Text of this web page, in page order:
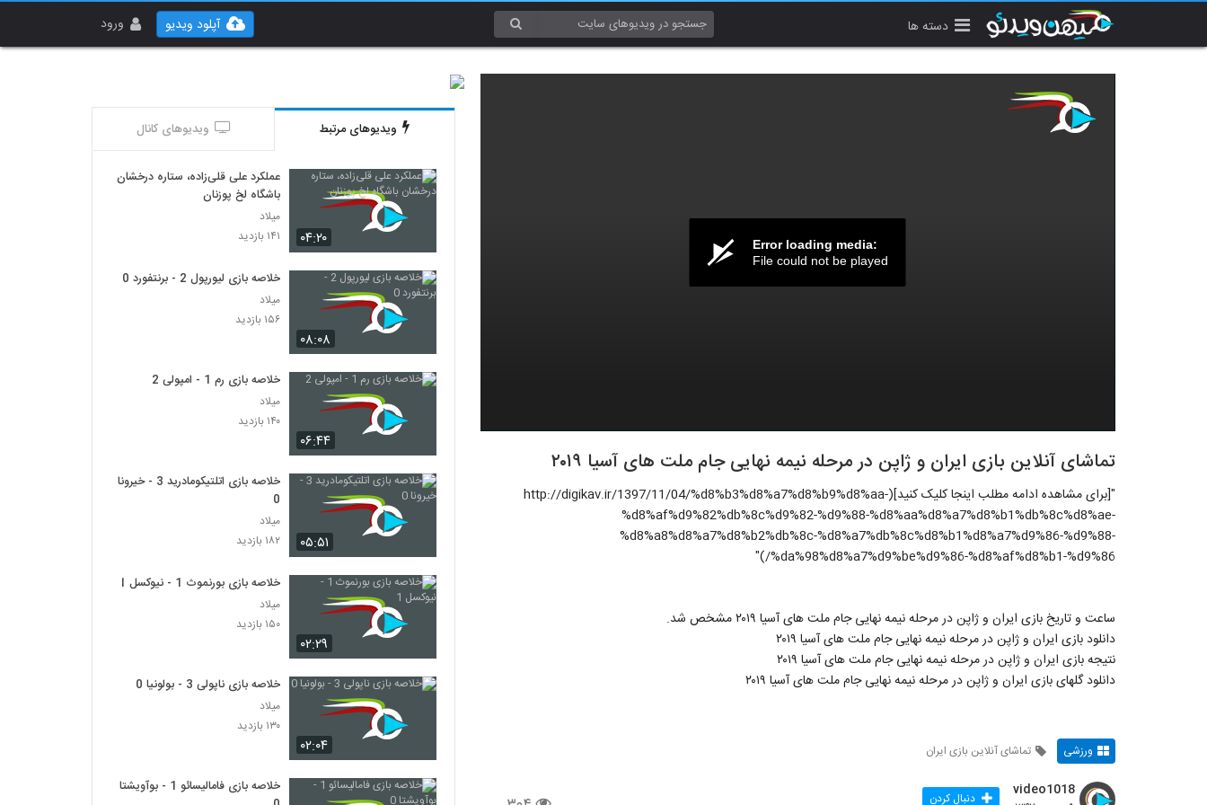
دسته ها ورود آپلود ویدیو
Error loading media:
File could not be played
تماشای آنلاین بازی ایران و ژاپن در مرحله نیمه نهایی جام ملت های آسیا ۲۰۱۹
"[برای مشاهده ادامه مطلب اینجا کلیک کنید](http://digikav.ir/1397/11/04/%d8%b3%d8%a7%d8%b9%d8%aa-
%d8%af%d9%82%db%8c%d9%82-%d9%88-%d8%aa%d8%a7%d8%b1%db%8c%d8%ae-
%d8%a8%d8%a7%d8%b2%db%8c-%d8%a7%db%8c%d8%b1%d8%a7%d9%86-%d9%88-
%da%98%d8%a7%d9%be%d9%86-%d8%af%d8%b1-%d9%86/)"
ساعت و تاریخ بازی ایران و ژاپن در مرحله نیمه نهایی جام ملت های آسیا ۲۰۱۹ مشخص شد.
دانلود بازی ایران و ژاپن در مرحله نیمه نهایی جام ملت های آسیا ۲۰۱۹
نتیجه بازی ایران و ژاپن در مرحله نیمه نهایی جام ملت های آسیا ۲۰۱۹
دانلود گلهای بازی ایران و ژاپن در مرحله نیمه نهایی جام ملت های آسیا ۲۰۱۹
ورزشی تماشای آنلاین بازی ایران
video1018 دنبال کردن
ویدیوهای مرتبط ویدیوهای کانال
۰۴:۲۰
عملکرد علی قلی‌زاده، ستاره درخشان
باشگاه لخ پوزنان
میلاد
۱۴۱ بازدید
۰۸:۰۸
خلاصه بازی لیورپول 2 - برنتفورد 0
میلاد
۱۵۶ بازدید
۰۶:۴۴
خلاصه بازی رم 1 - امپولی 2
میلاد
۱۴۰ بازدید
۰۵:۵۱
خلاصه بازی اتلتیکومادرید 3 - خیرونا
0
میلاد
۱۸۲ بازدید
۰۲:۲۹
خلاصه بازی بورنموث 1 - نیوکسل 1
میلاد
۱۵۰ بازدید
۰۲:۰۴
خلاصه بازی ناپولی 3 - بولونیا 0
میلاد
۱۳۰ بازدید
خلاصه بازی فامالیسائو 1 - بوآویشتا